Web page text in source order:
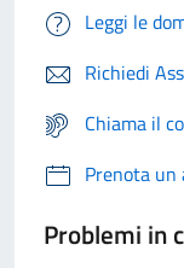
Leggi le
Richiedi
Chiama il
Prenota
Problemi in